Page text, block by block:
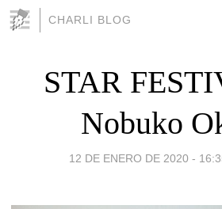
CHARLI BLOG
STAR
Nobuko
12 DE ENERO DE 2020 -